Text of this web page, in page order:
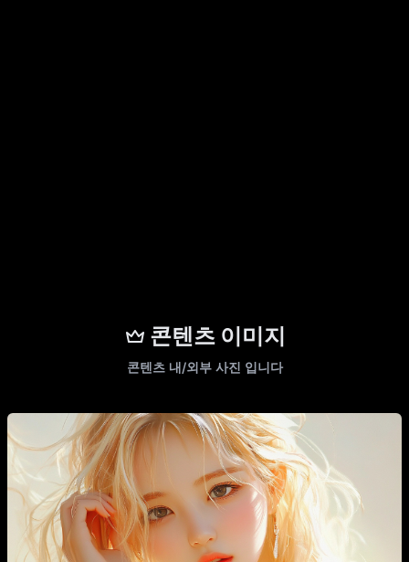
콘텐츠 이미지
콘텐츠 내/외부 사진 입니다